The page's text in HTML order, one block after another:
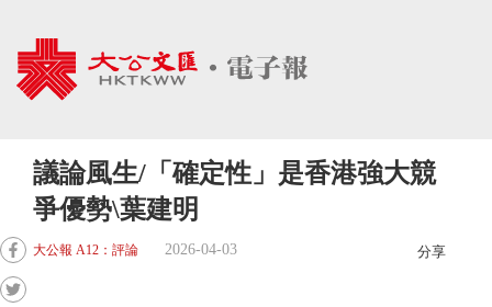
議論風生/「確定性」是香港強大競
爭優勢\葉建明
大公報 A12：評論 2026-04-03 分享